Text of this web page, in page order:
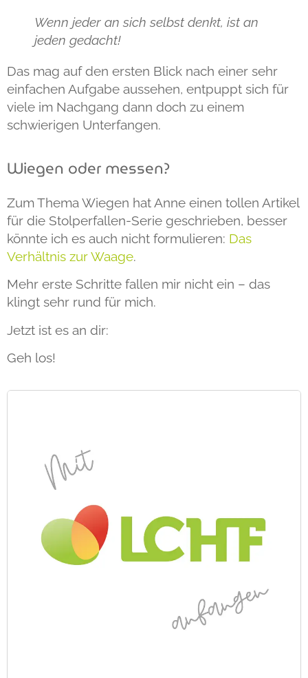
Wenn jeder an sich selbst denkt, ist an
jeden gedacht!
Das mag auf den ersten Blick nach einer sehr
einfachen Aufgabe aussehen, entpuppt sich für
viele im Nachgang dann doch zu einem
schwierigen Unterfangen.
Wiegen oder messen?
Zum Thema Wiegen hat Anne einen tollen Artikel
für die Stolperfallen-Serie geschrieben, besser
könnte ich es auch nicht formulieren: Das
Verhältnis zur Waage.
Mehr erste Schritte fallen mir nicht ein – das
klingt sehr rund für mich.
Jetzt ist es an dir:
Geh los!